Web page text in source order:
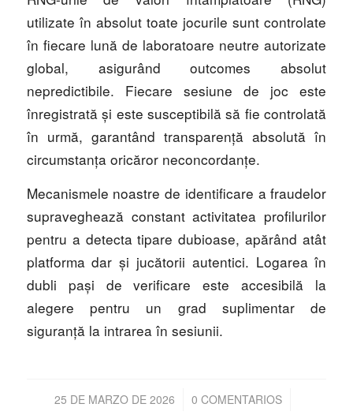
utilizate în absolut toate jocurile sunt controlate
în fiecare lună de laboratoare neutre autorizate
global, asigurând outcomes absolut
nepredictibile. Fiecare sesiune de joc este
înregistrată și este susceptibilă să fie controlată
în urmă, garantând transparență absolută în
circumstanța oricăror neconcordanțe.
Mecanismele noastre de identificare a fraudelor
supraveghează constant activitatea profilurilor
pentru a detecta tipare dubioase, apărând atât
platforma dar și jucătorii autentici. Logarea în
dubli pași de verificare este accesibilă la
alegere pentru un grad suplimentar de
siguranță la intrarea în sesiunii.
25 DE MARZO DE 2026
/ 0 COMENTARIOS
/